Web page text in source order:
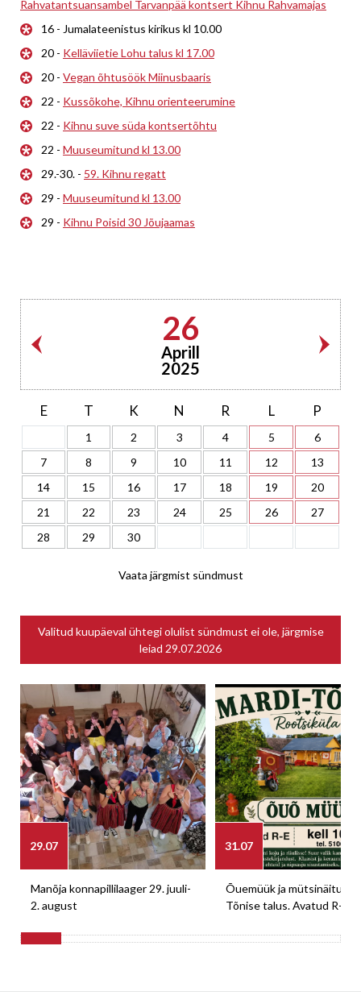
Rahvatantsuansambel Tarvanpää kontsert Kihnu Rahvamajas
16 - Jumalateenistus kirikus kl 10.00
20 - Kelläviietie Lohu talus kl 17.00
20 - Vegan õhtusöök Miinusbaaris
22 - Kussõkohe, Kihnu orienteerumine
22 - Kihnu suve süda kontsertõhtu
22 - Muuseumitund kl 13.00
29.-30. - 59. Kihnu regatt
29 - Muuseumitund kl 13.00
29 - Kihnu Poisid 30 Jõujaamas
26
Aprill
2025
E T K N R L P
1 2 3 4 5
6
7
8 9 10 11 12
13
14
15 16 17 18 19
20
21
22 23 24 25 26
27
28
29 30
Vaata järgmist sündmust
Valitud kuupäeval ühtegi olulist sündmust ei ole, järgmise
leiad 29.07.2026
29.07
Manõja konnapillilaager 29. juuli-
2. august
31.07
Õuemüük ja mütsinäitus
Tõnise talus. Avatud R-E